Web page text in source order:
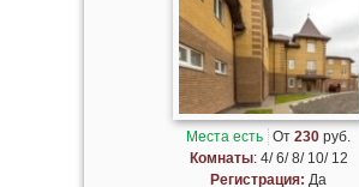
Места есть От230 руб.
Комнаты: 4/ 6/ 8/ 10/ 12
Регистрация: Да